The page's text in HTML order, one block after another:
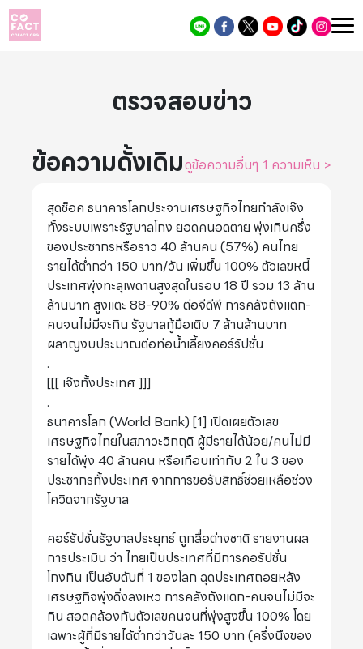
ตรวจสอบข่าว
ข้อความดั้งเดิมดูข้อความอื่นๆ 1 ความเห็น >
สุดช็อค ธนาคารโลกประจานเศรษฐกิจไทยกำลังเจ๊ง
ทั้งระบบเพราะรัฐบาลโกง ยอดคนอดตาย พุ่งเกินครึ่ง
ของประชากรหรือราว 40 ล้านคน (57%) คนไทย
รายได้ต่ำกว่า 150 บาท/วัน เพิ่มขึ้น 100% ตัวเลขหนี้
ประเทศพุ่งทะลุเพดานสูงสุดในรอบ 18 ปี รวม 13 ล้าน
ล้านบาท สูงแตะ 88-90% ต่อจีดีพี การคลังถังแตก-
คนจนไม่มีจะกิน รัฐบาลกู้มือเติบ 7 ล้านล้านบาท
ผลาญงบประมาณต่อท่อน้ำเลี้ยงคอร์รัปชั่น
.
[[[ เจ๊งทั้งประเทศ ]]]
.
ธนาคารโลก (World Bank) [1] เปิดเผยตัวเลข
เศรษฐกิจไทยในสภาวะวิกฤติ ผู้มีรายได้น้อย/คนไม่มี
รายได้พุ่ง 40 ล้านคน หรือเกือบเท่ากับ 2 ใน 3 ของ
ประชากรทั้งประเทศ จากการขอรับสิทธิ์ช่วยเหลือช่วง
โควิดจากรัฐบาล
คอร์รัปชั่นรัฐบาลประยุทธ์ ถูกสื่อต่างชาติ รายงานผล
การประเมิน ว่า ไทยเป็นประเทศที่มีการคอรัปชั่น
โกงกิน เป็นอับดับที่ 1 ของโลก ฉุดประเทศถอยหลัง
เศรษฐกิจพุ่งดิ่งลงเหว การคลังถังแตก-คนจนไม่มีจะ
กิน สอดคล้องกับตัวเลขคนจนที่พุ่งสูงขึ้น 100% โดย
เฉพาะผู้ที่มีรายได้ต่ำกว่าวันละ 150 บาท (ครึ่งนึงของ